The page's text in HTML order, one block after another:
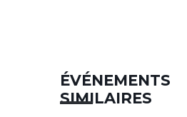
ÉVÉNEMENTS
SIMILAIRES